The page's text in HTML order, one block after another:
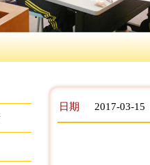
日期 2017-03-15